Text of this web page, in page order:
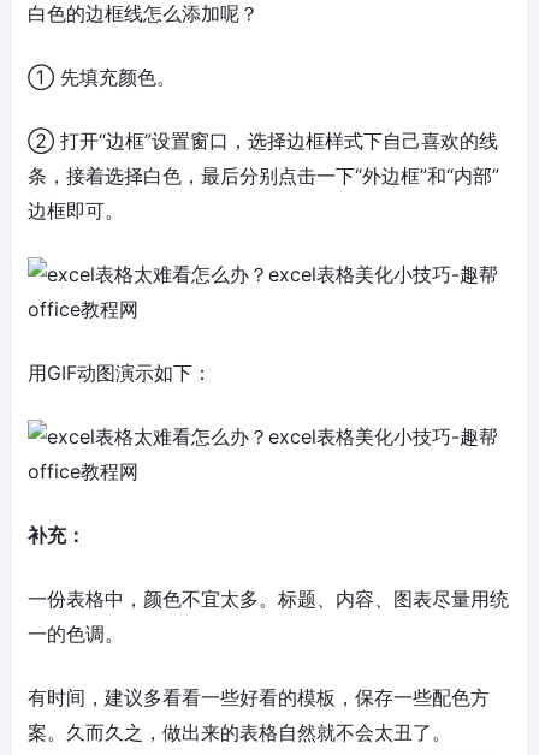
白色的边框线怎么添加呢？
① 先填充颜色。
② 打开“边框”设置窗口，选择边框样式下自己喜欢的线
条，接着选择白色，最后分别点击一下“外边框”和“内部”
边框即可。
用GIF动图演示如下：
补充：
一份表格中，颜色不宜太多。标题、内容、图表尽量用统
一的色调。
有时间，建议多看看一些好看的模板，保存一些配色方
案。久而久之，做出来的表格自然就不会太丑了。